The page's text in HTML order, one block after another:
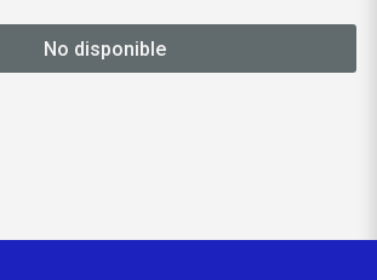
No disponible